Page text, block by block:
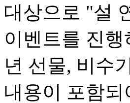
대상으로 "설
이벤트를 진
년 선물, 비수
내용이 포함